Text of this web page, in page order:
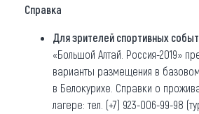
Справка
Для зрителей спортивных
«Большой Алтай. Россия-2019»
варианты размещения в
в Белокурихе. Справки о
лагере: тел. (+7) 923-006-99-98